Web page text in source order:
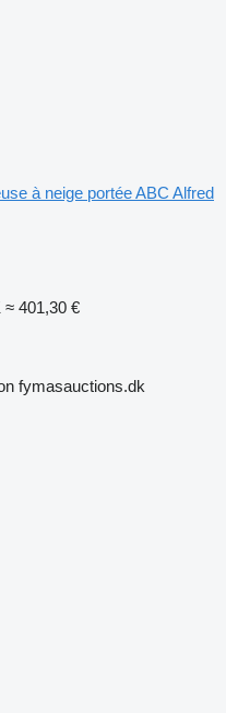
à neige portée ABC Alfred
≈ 401,30 €
fymasauctions.dk